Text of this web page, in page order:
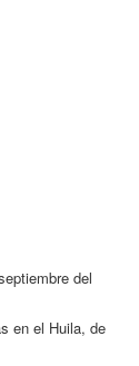
del
en el Huila, de